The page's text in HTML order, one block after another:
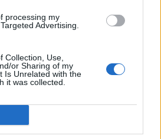
processing my
Advertising.
Collection, Use,
or Sharing of my
Is Unrelated with the
it was collected.
08:10
το προσδόκιμο
έως σήμερα ανάλυση
το σωματικό βάρος